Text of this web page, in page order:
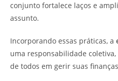
conjunto fortalece laços e
assunto.
Incorporando essas práticas, a
uma responsabilidade
de todos em gerir suas